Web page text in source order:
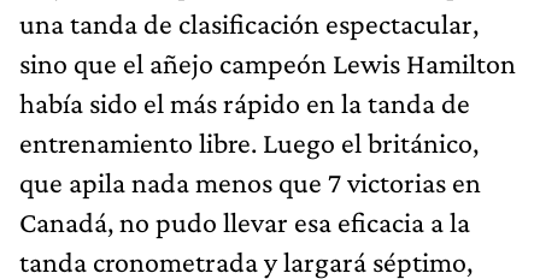
una tanda de clasificación espectacular,
sino que el añejo campeón Lewis Hamilton
había sido el más rápido en la tanda de
entrenamiento libre. Luego el británico,
que apila nada menos que 7 victorias en
Canadá, no pudo llevar esa eficacia a la
tanda cronometrada y largará séptimo,